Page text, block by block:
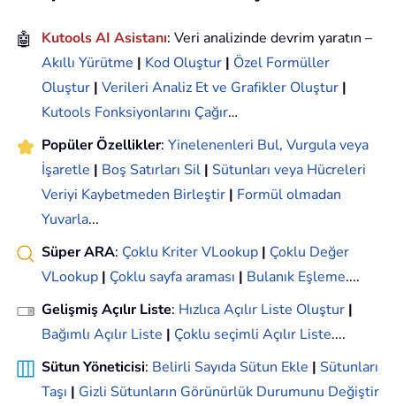
🤖 Kutools AI Asistanı: Veri analizinde devrim yaratın –
Akıllı Yürütme | Kod Oluştur | Özel Formüller
Oluştur | Verileri Analiz Et ve Grafikler Oluştur |
Kutools Fonksiyonlarını Çağır…
Popüler Özellikler: Yinelenenleri Bul, Vurgula veya
İşaretle | Boş Satırları Sil | Sütunları veya Hücreleri
Veriyi Kaybetmeden Birleştir | Formül olmadan
Yuvarla...
Süper ARA: Çoklu Kriter VLookup | Çoklu Değer
VLookup | Çoklu sayfa araması | Bulanık Eşleme....
Gelişmiş Açılır Liste: Hızlıca Açılır Liste Oluştur |
Bağımlı Açılır Liste | Çoklu seçimli Açılır Liste....
Sütun Yöneticisi: Belirli Sayıda Sütun Ekle | Sütunları
Taşı | Gizli Sütunların Görünürlük Durumunu Değiştir